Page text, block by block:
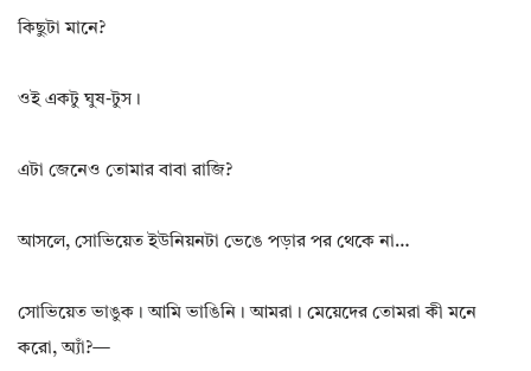
কিছুটা মানে?
ওই একটু ঘুষ-টুস।
এটা জেনেও তোমার বাবা রাজি?
আসলে, সোভিয়েত ইউনিয়নটা ভেঙে পড়ার পর থেকে না…
সোভিয়েত ভাঙুক। আমি ভাঙিনি। আমরা। মেয়েদের তোমরা কী মনে
করো, অ্যাঁ?—